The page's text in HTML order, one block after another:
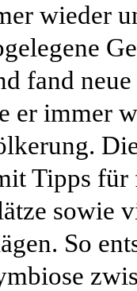
wieder
fand neue
er immer
Tipps für
sowie
So